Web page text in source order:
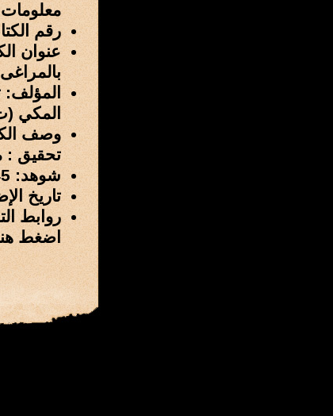
رقم الكتاب:
عنوان
بالمراغى :
المكي
وصف
تحقيق :
شوهد: 4445 مرة
تاريخ الإضافة: 14 / ربيع الأول / 1429
روابط
اضغط